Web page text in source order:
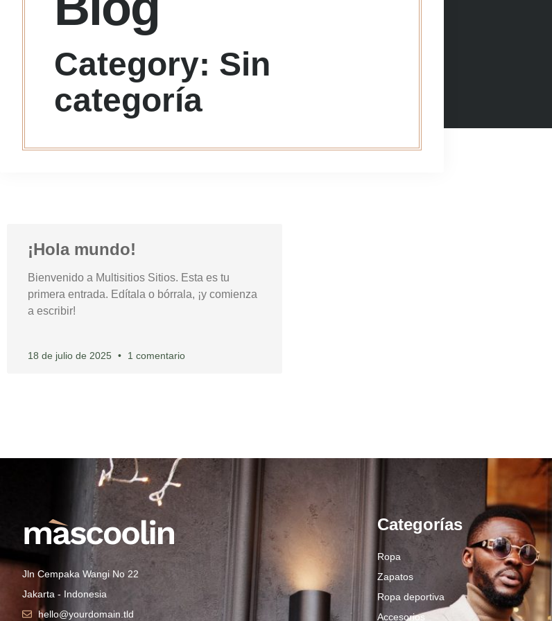
Category: Sin
categoría
¡Hola mundo!
Bienvenido a Multisitios Sitios. Esta es tu
primera entrada. Edítala o bórrala, ¡y comienza
a escribir!
18 de julio de 2025 1 comentario
Jln Cempaka Wangi No 22
Jakarta - Indonesia
hello@yourdomain.tld
Categorías
Ropa
Zapatos
Ropa deportiva
Accesorios